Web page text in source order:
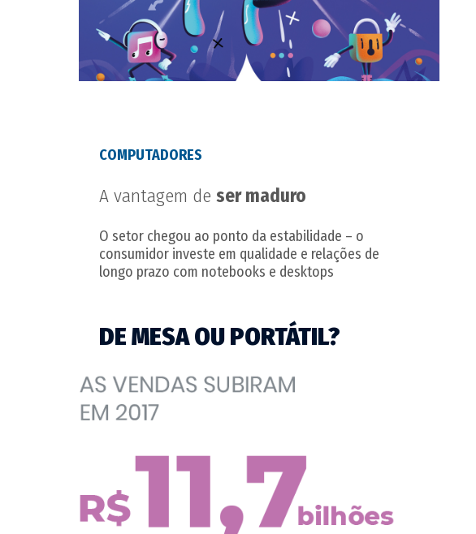
COMPUTADORES
A vantagem de ser maduro
O setor chegou ao ponto da estabilidade – o
consumidor investe em qualidade e relações de
longo prazo com notebooks e desktops
DE MESA OU PORTÁTIL?